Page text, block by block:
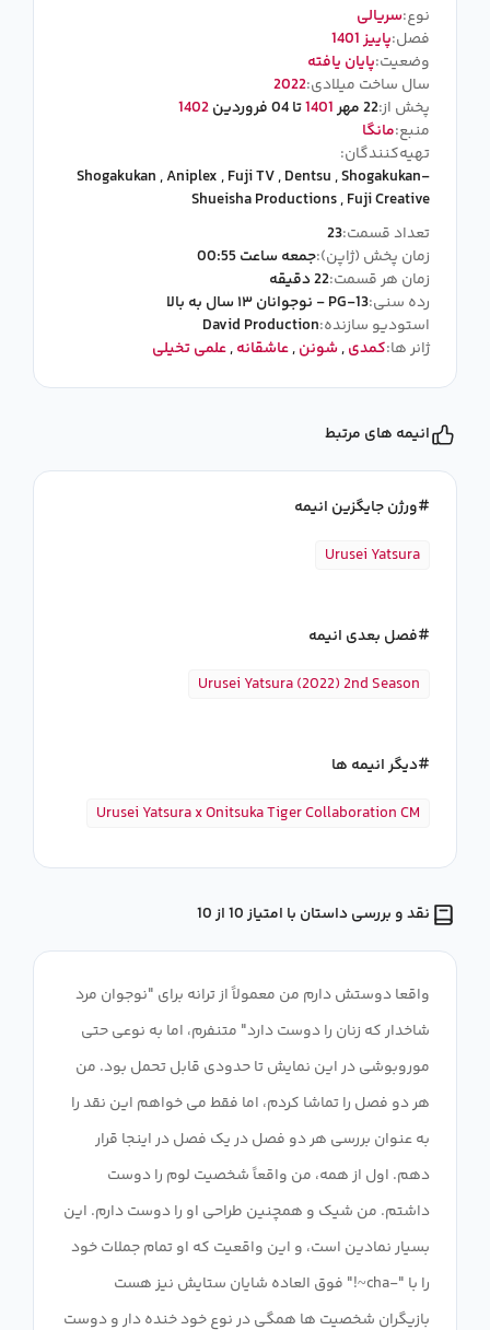
نوع:سریالی
فصل:پاییز 1401
وضعیت:پایان یافته
سال ساخت میلادی:2022
پخش از:22 مهر 1401تا 04 فروردین
1402
منبع:مانگا
تهیه‌کنندگان:
Shogakukan,Aniplex,Fuji TV,Dentsu,Shogakukan-
Shueisha Productions,Fuji Creative
تعداد قسمت:23
زمان پخش (ژاپن):جمعه ساعت 00:55
زمان هر قسمت:22 دقیقه
رده سنی:PG-13 - نوجوانان ۱۳ سال به بالا
استودیو سازنده:David Production
ژانر ها:کمدی,شونن,عاشقانه,علمی تخیلی
انیمه های مرتبط
ورژن جایگزین انیمه
Urusei Yatsura
فصل بعدی انیمه
Urusei Yatsura (2022) 2nd Season
دیگر انیمه ها
Urusei Yatsura x Onitsuka Tiger Collaboration CM
نقد و بررسی داستان با امتیاز 10 از 10
واقعا دوستش دارم من معمولاً از ترانه برای "نوجوان مرد
شاخدار که زنان را دوست دارد" متنفرم، اما به نوعی حتی
موروبوشی در این نمایش تا حدودی قابل تحمل بود. من
هر دو فصل را تماشا کردم، اما فقط می خواهم این نقد را
به عنوان بررسی هر دو فصل در یک فصل در اینجا قرار
دهم. اول از همه، من واقعاً شخصیت لوم را دوست
داشتم. من شیک و همچنین طراحی او را دوست دارم. این
بسیار نمادین است، و این واقعیت که او تمام جملات خود
را با "-cha~!" فوق العاده شایان ستایش نیز هست
بازیگران شخصیت ها همگی در نوع خود خنده دار و دوست